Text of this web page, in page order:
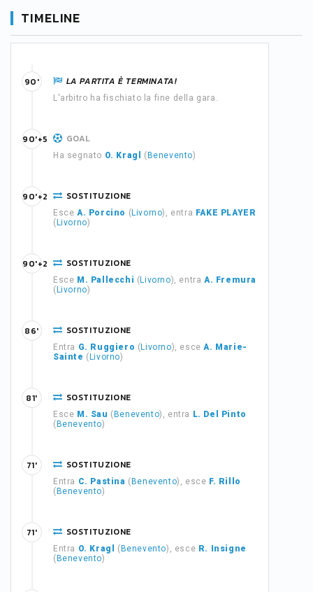
TIMELINE
LA PARTITA È TERMINATA!
L'arbitro ha fischiato la fine della gara.
90'
GOAL
Ha segnato O. Kragl ( Benevento)
90'+5
SOSTITUZIONE
Esce A. Porcino ( Livorno), entra FAKE PLAYER
( Livorno)
90'+2
SOSTITUZIONE
Esce M. Pallecchi ( Livorno), entraA. Fremura
( Livorno)
90'+2
SOSTITUZIONE
Entra G. Ruggiero ( Livorno), esceA. Marie-
Sainte ( Livorno)
86'
SOSTITUZIONE
Esce M. Sau ( Benevento), entra
L. Del Pinto
( Benevento)
81'
SOSTITUZIONE
Entra C. Pastina ( Benevento), esce F. Rillo
( Benevento)
71'
SOSTITUZIONE
Entra O. Kragl ( Benevento), esce R. Insigne
( Benevento)
71'